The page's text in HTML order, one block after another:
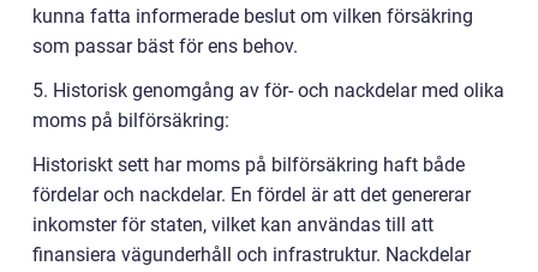
kunna fatta informerade beslut om vilken försäkring
som passar bäst för ens behov.
5. Historisk genomgång av för- och nackdelar med olika
moms på bilförsäkring:
Historiskt sett har moms på bilförsäkring haft både
fördelar och nackdelar. En fördel är att det genererar
inkomster för staten, vilket kan användas till att
finansiera vägunderhåll och infrastruktur. Nackdelar